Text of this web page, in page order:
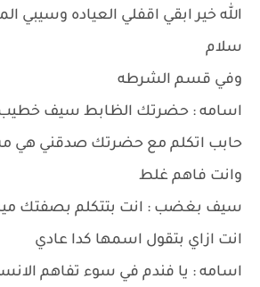
الله خير ابقي اقفلي العياده وسيبي
سلام
وفي قسم الشرطه
اسامه : حضرتك الظابط سيف خطيب
حابب اتكلم مع حضرتك صدقني هي
وانت فاهم غلط
سيف بغضب : انت بتتكلم بصفتك
انت ازاي بتقول اسمها كدا عادي
اسامه : يا فندم في سوء تفاهم